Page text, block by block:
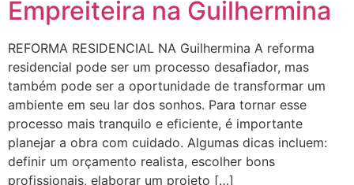
Empreiteira na Guilhermina
REFORMA RESIDENCIAL NA Guilhermina A reforma
residencial pode ser um processo desafiador, mas
também pode ser a oportunidade de transformar um
ambiente em seu lar dos sonhos. Para tornar esse
processo mais tranquilo e eficiente, é importante
planejar a obra com cuidado. Algumas dicas incluem:
definir um orçamento realista, escolher bons
profissionais, elaborar um projeto […]